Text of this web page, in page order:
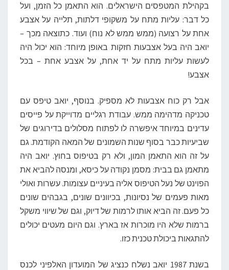
בקהילת המטפסים הישראלים. הוא התאמן כל הזמן, ועל
כל דבר: עליות מתח על משקופי דלתות, תלייה על אצבע
אחת על רצועה (ממש ממש לא נוח) ועוד. כתוצאה מכך –
יואב היה בעל אצבעות חזקות באופן מיוחד: הוא יכול היה
לעשות עליות מתח על יד אחת, על אצבע אחת – בכל
אצבע!
אבל רק כוח אצבעות לא מספיק. בנוסף, יואב טיפס עם
טכניקה מדהימה ממש. עבודת רגליים מדוייקת על פייסים
עדינים במיוחד איפשרה לו לפתוח מסלולים בדירוגים של
שביעיות כבר בסוף שנות השמונים של המאה הקודמת. גם
על זה הוא התאמן המון, ולא רק בטיפוס בחוץ. יואב היה
מתאמן גם בבית: מסמן נקודה על כיסא, ומנסה להביא את
הפוינט של נעל הטיפוס אליה בעיניים עצומות. עשרות ואולי
מאות פעמים של נסיונות, בכיוונים שונים, בגבהים שונים
כל פעם. זה הביא אותו לרמות של דיוק, וגם של שיווי משקל
ברמות שלא היו מוכרות אז בארץ. וגם היום מעטים יכולים
להתגאות ביכולת טכנית כזו.
בשנת 1987 יואב נשלח כנציג של המועדון האלפיני לכנס